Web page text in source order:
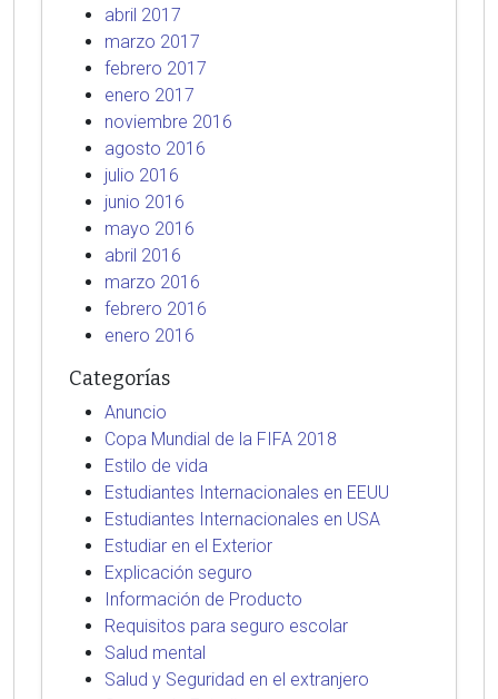
abril 2017
marzo 2017
febrero 2017
enero 2017
noviembre 2016
agosto 2016
julio 2016
junio 2016
mayo 2016
abril 2016
marzo 2016
febrero 2016
enero 2016
Categorías
Anuncio
Copa Mundial de la FIFA 2018
Estilo de vida
Estudiantes Internacionales en EEUU
Estudiantes Internacionales en USA
Estudiar en el Exterior
Explicación seguro
Información de Producto
Requisitos para seguro escolar
Salud mental
Salud y Seguridad en el extranjero